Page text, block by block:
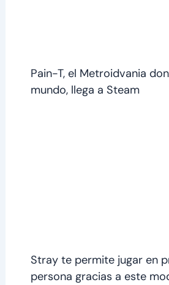
Pain-T, el Metroidvania
mundo, llega a Steam
Stray te permite jugar en
persona gracias a este